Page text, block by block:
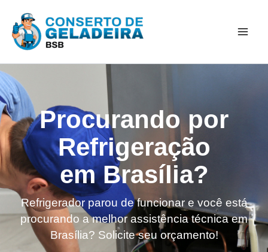
para
Procurando por
Refrigeração
em Brasília?
Refrigerador parou de funcionar e você está
procurando a melhor assistência técnica em
Brasília? Solicite seu orçamento!